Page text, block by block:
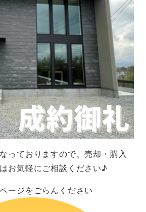
っておりますので、売却・購入
お気軽にご相談ください♪
ージをごらんください